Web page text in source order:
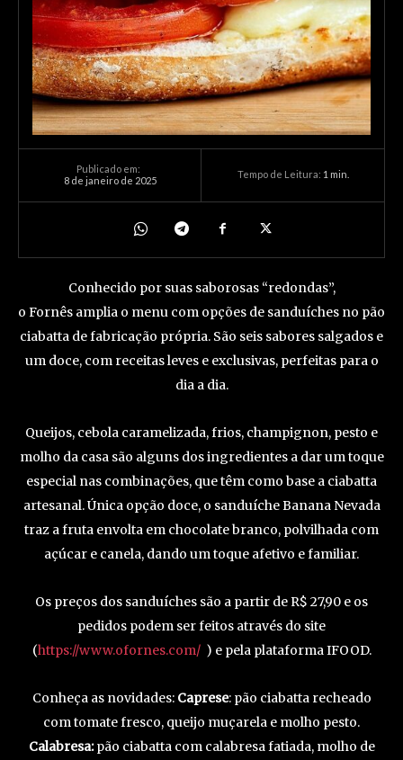
Publicado em:
8 de janeiro de 2025
Tempo de Leitura: 1 min.
Conhecido por suas saborosas “redondas”,
o Fornês amplia o menu com opções de sanduíches no pão
ciabatta de fabricação própria. São seis sabores salgados e
um doce, com receitas leves e exclusivas, perfeitas para o
dia a dia.
Queijos, cebola caramelizada, frios, champignon, pesto e
molho da casa são alguns dos ingredientes a dar um toque
especial nas combinações, que têm como base a ciabatta
artesanal. Única opção doce, o sanduíche Banana Nevada
traz a fruta envolta em chocolate branco, polvilhada com
açúcar e canela, dando um toque afetivo e familiar.
Os preços dos sanduíches são a partir de R$ 27,90 e os
pedidos podem ser feitos através do site
(https://www.ofornes.com/) e pela plataforma IFOOD.
Conheça as novidades: Caprese: pão ciabatta recheado
com tomate fresco, queijo muçarela e molho pesto.
Calabresa:pão ciabatta com calabresa fatiada, molho de